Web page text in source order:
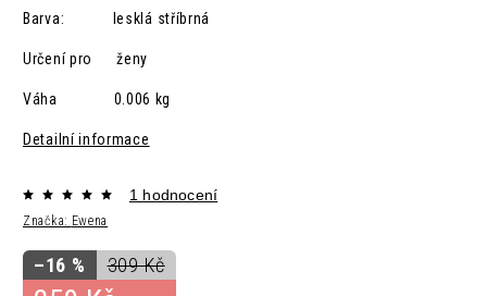
Barva: lesklá stříbrná
Určení pro ženy
Váha 0.006 kg
Detailní informace
Značka: Ewena
1 hodnocení
309 Kč
–16 %